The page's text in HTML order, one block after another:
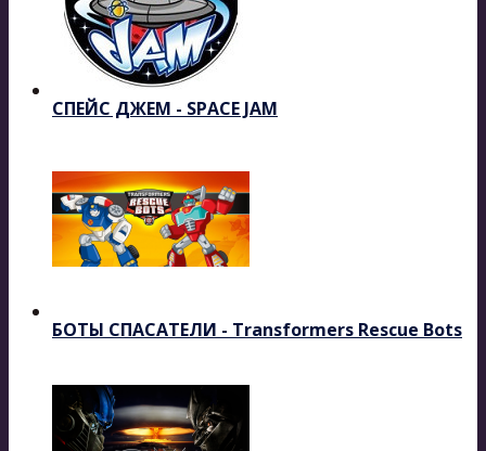
СПЕЙС ДЖЕМ - SPACE JAM
БОТЫ СПАСАТЕЛИ - Transformers Rescue Bots